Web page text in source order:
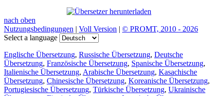
nach oben
Nutzungsbedingungen | Voll Version | © PROMT, 2010 - 2026
Select a language
Englische Übersetzung, Russische Übersetzung, Deutsche
Übersetzung, Französische Übersetzung, Spanische Übersetzung,
Italienische Übersetzung, Arabische Übersetzung, Kasachische
Übersetzung, Chinesische Übersetzung, Koreanische Übersetzung,
Portugiesische Übersetzung, Türkische Übersetzung, Ukrainische